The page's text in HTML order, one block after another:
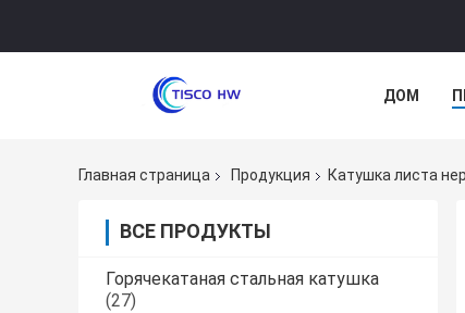
ДОМ
Главная страница Продукция Катушка листа
ВСЕ ПРОДУКТЫ
Горячекатаная стальная катушка
(27)